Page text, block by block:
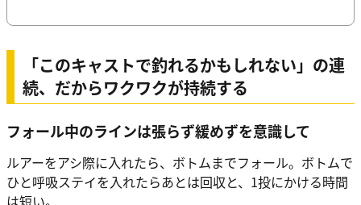
「このキャストで釣れるかもしれない」の連
続、だからワクワクが持続する
フォール中のラインは張らず緩めずを意識して
ルアーをアシ際に入れたら、ボトムまでフォール。ボトムで
ひと呼吸ステイを入れたらあとは回収と、1投にかける時間